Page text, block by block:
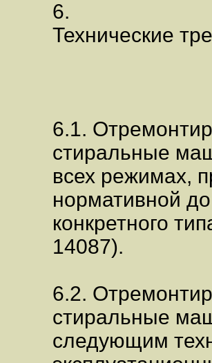
6.
Технические
6.1.
стиральные
всех режимах,
нормативной
конкретного
14087).
6.2.
стиральные
следующим